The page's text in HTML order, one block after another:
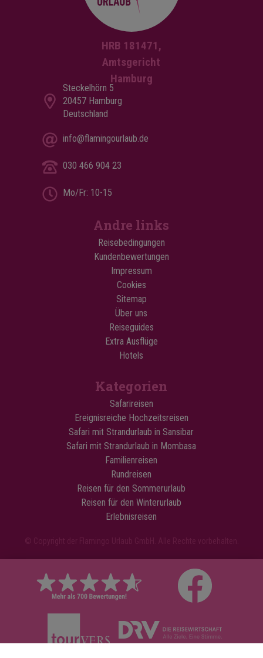
HRB 181471,
Amtsgericht
Hamburg
Steckelhörn 5
20457 Hamburg
Deutschland
info@flamingourlaub.de
030 466 904 23
Mo/Fr: 10-15
Andre links
Reisebedingungen
Kundenbewertungen
Impressum
Cookies
Sitemap
Über uns
Reiseguides
Extra Ausflüge
Hotels
Kategorien
Safarireisen
Ereignisreiche Hochzeitsreisen
Safari mit Strandurlaub in Sansibar
Safari mit Strandurlaub in Mombasa
Familienreisen
Rundreisen
Reisen für den Sommerurlaub
Reisen für den Winterurlaub
Erlebnisreisen